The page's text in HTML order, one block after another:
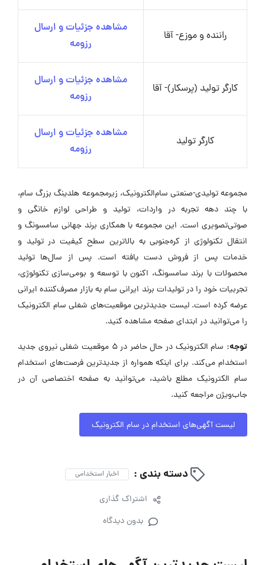
راننده و موزع- آقا
مشاهده جزئیات و ارسال
رزومه
کارگر تولید (پرسکار)- آقا
مشاهده جزئیات و ارسال
رزومه
کارگر تولید
مشاهده جزئیات و ارسال
رزومه
مجموعه تولیدی-صنعتی سام‌الکترونیک، زیرمجموعه هلدینگ بزرگ سام،
با چند دهه تجربه در واردات، تولید و طراحی لوازم خانگی و
صوتی‌تصویری است. این مجموعه با همکاری برند جهانی سامسونگ و
انتقال تکنولوژی از کره‌جنوبی به بالاترین سطح کیفیت در تولید و
خدمات پس از فروش دست یافته است. پس از سال‌ها تولید
محصولات با برند سامسونگ، اکنون با توسعه و بومی‌سازی تکنولوژی،
تجربیات خود را در تولیدات برند ایرانی سام به بازار مصرف‌کننده ایرانی
عرضه کرده است. لیست جدیدترین موقعیت‌های شغلی سام الکترونیک
را می‌توانید در ابتدای صفحه مشاهده کنید.
توجه:
سام الکترونیک در حال حاضر در ۵ موقعیت شغلی نیروی جدید
استخدام می‌کند. برای اینکه همواره از جدیدترین فرصت‌های استخدام
سام الکترونیک مطلع باشید، می‌توانید به صفحه اختصاصی آن در
جاب‌ویژن مراجعه کنید.
لیست آگهی‌های استخدام در سام الکترونیک
دسته بندی : اخبار استخدامی
اشتراک گذاری
بدون دیدگاه